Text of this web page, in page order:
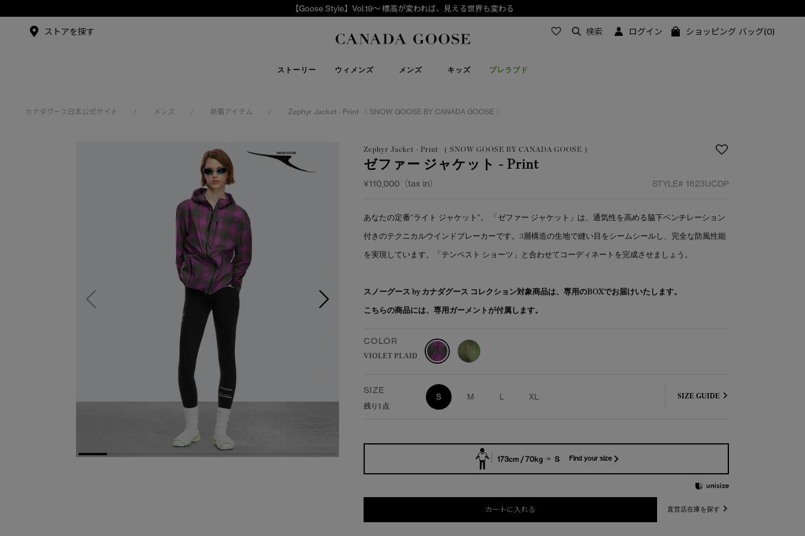
【Goose Style】Vol.19～ 標高が変われば、見える世界も変わる
Canada Goose
ストーリー
アンバサダー
ウィメンズ メンズ キッズ プレラブド
下取り申請
ストアを探す 検索 ログイン ショッピング バッグ(0)
カナダグース日本公式サイト / メンズ / 新着アイテム / Zephyr Jacket - Print （ SNOW GOOSE BY CANADA GOOSE ）
Zephyr Jacket - Print （ SNOW GOOSE BY CANADA GOOSE ）
ゼファー ジャケット - Print
¥110,000（tax in） STYLE# 1623UCDP
あなたの定番”ライト ジャケット”。 「ゼファー ジャケット」は、通気性を高める脇下ベンチレーション
付きのテクニカルウインドブレーカーです。3層構造の生地で縫い目をシームシールし、完全な防風性能
を実現しています。「テンペスト ショーツ」と合わせてコーディネートを完成させましょう。
スノーグース by カナダグース コレクション対象商品は、専用のBOXでお届けいたします。
こちらの商品には、専用ガーメントが付属します。
COLOR
VIOLET PLAID
SIZE
残り1点
S M L XL SIZE GUIDE
173cm / 70kg S Find your size
カートに入れる 直営店在庫を探す